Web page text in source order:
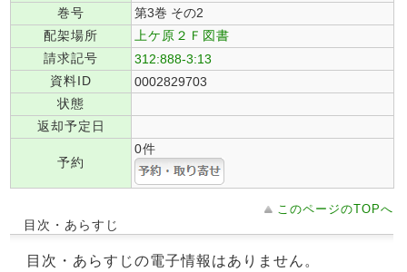
巻号
第3巻 その2
配架場所
上ケ原２Ｆ図書
請求記号
312:888-3:13
資料ID
0002829703
状態
返却予定日
予約
0件
このページのTOPへ
目次・あらすじ
目次・あらすじの電子情報はありません。